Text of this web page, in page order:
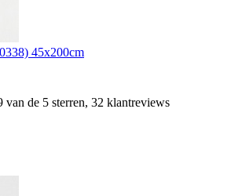
45x200cm
van de 5 sterren, 32 klantreviews